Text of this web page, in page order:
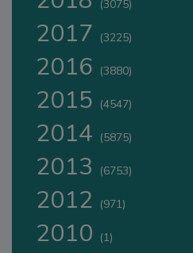
(3075)
2017 (3225)
2016 (3880)
2015 (4547)
2014 (5875)
2013 (6753)
2012 (971)
2010 (1)